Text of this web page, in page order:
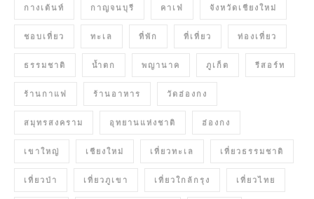
กางเต้นท์ กาญจนบุรี คาเฟ่ จังหวัดเชียงใหม่
ชอบเที่ยว ทะเล ที่พัก ที่เที่ยว ท่องเที่ยว
ธรรมชาติ น้ำตก พญานาค ภูเก็ต รีสอร์ท
ร้านกาแฟ ร้านอาหาร วัดฮ่องกง
สมุทรสงคราม อุทยานแห่งชาติ ฮ่องกง
เขาใหญ่ เชียงใหม่ เที่ยวทะเล เที่ยวธรรมชาติ
เที่ยวป่า เที่ยวภูเขา เที่ยวใกล้กรุง เที่ยวไทย